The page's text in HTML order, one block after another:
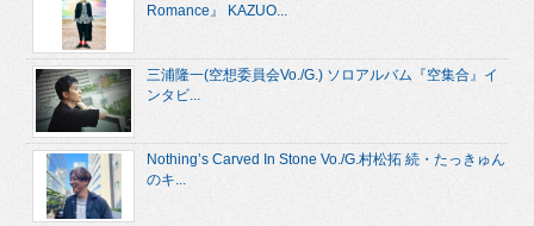
Romance』 KAZUO...
三浦隆一(空想委員会Vo./G.) ソロアルバム『空集合』イ
ンタビ...
Nothing’s Carved In Stone Vo./G.村松拓 続・たっきゅん
のキ...